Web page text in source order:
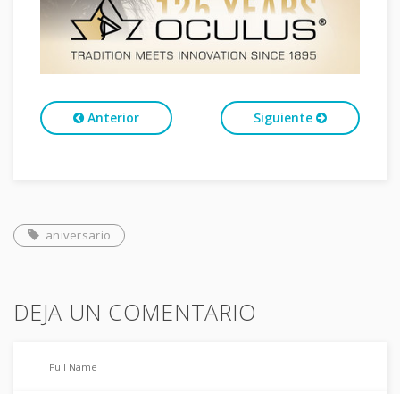
Anterior Siguiente
aniversario
DEJA UN COMENTARIO